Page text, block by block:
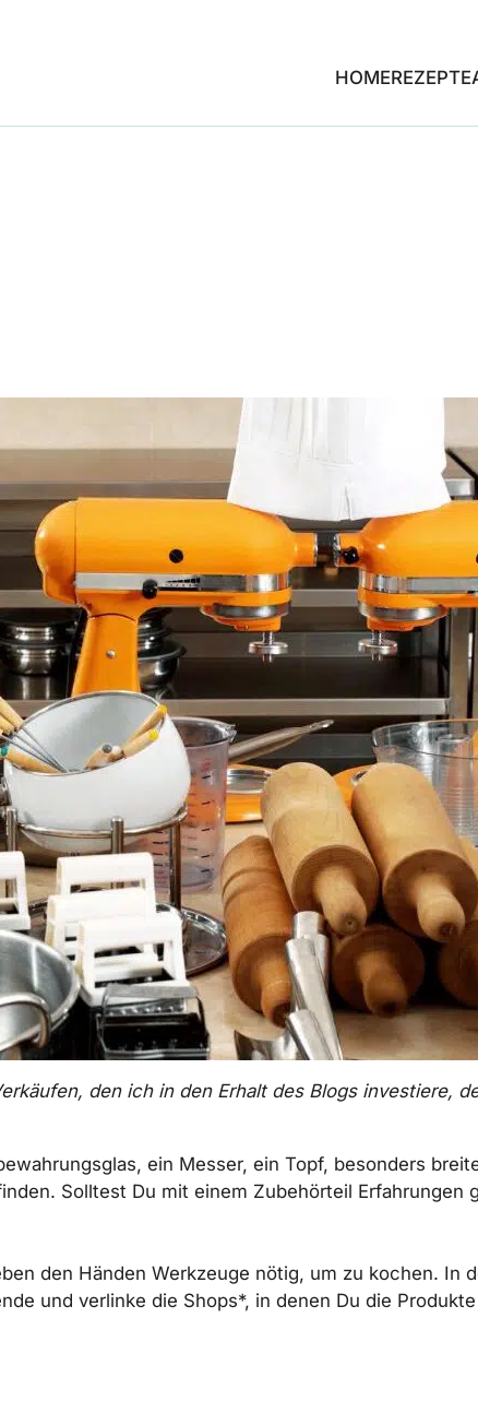
HOMEREZEPTE
den ich in den Erhalt des Blogs investiere,
ein Messer, ein Topf, besonders
Solltest Du mit einem Zubehörteil Erfahrungen
den Händen Werkzeuge nötig, um zu kochen. In
und verlinke die Shops*, in denen Du die